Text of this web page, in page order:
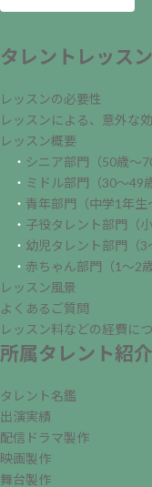
タレントレッス
レッスンの必要性
レッスンによる、意外な
レッスン概要
・ シニア部門（50歳～
・ ミドル部門（30～49
・ 青年部門（中学1年生
・ 子役タレント部門（小
・ 幼児タレント部門（3
・ 赤ちゃん部門（1～2歳
レッスン風景
よくあるご質問
レッスン料などの経費に
所属タレント紹介
タレント名鑑
出演実績
配信ドラマ製作
映画製作
舞台製作